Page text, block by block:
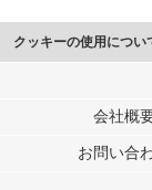
クッキーの使用につい
このサイトでは
行っています。
メディアや広告配信
各パートナーは、こ
会社概
お問い合